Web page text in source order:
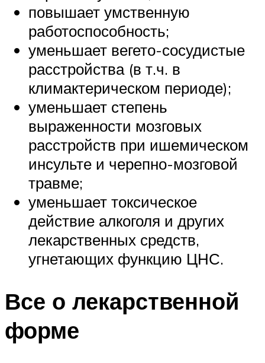
повышает умственную
работоспособность;
уменьшает вегето-сосудистые
расстройства (в т.ч. в
климактерическом периоде);
уменьшает степень
выраженности мозговых
расстройств при ишемическом
инсульте и черепно-мозговой
травме;
уменьшает токсическое
действие алкоголя и других
лекарственных средств,
угнетающих функцию ЦНС.
Все о лекарственной
форме